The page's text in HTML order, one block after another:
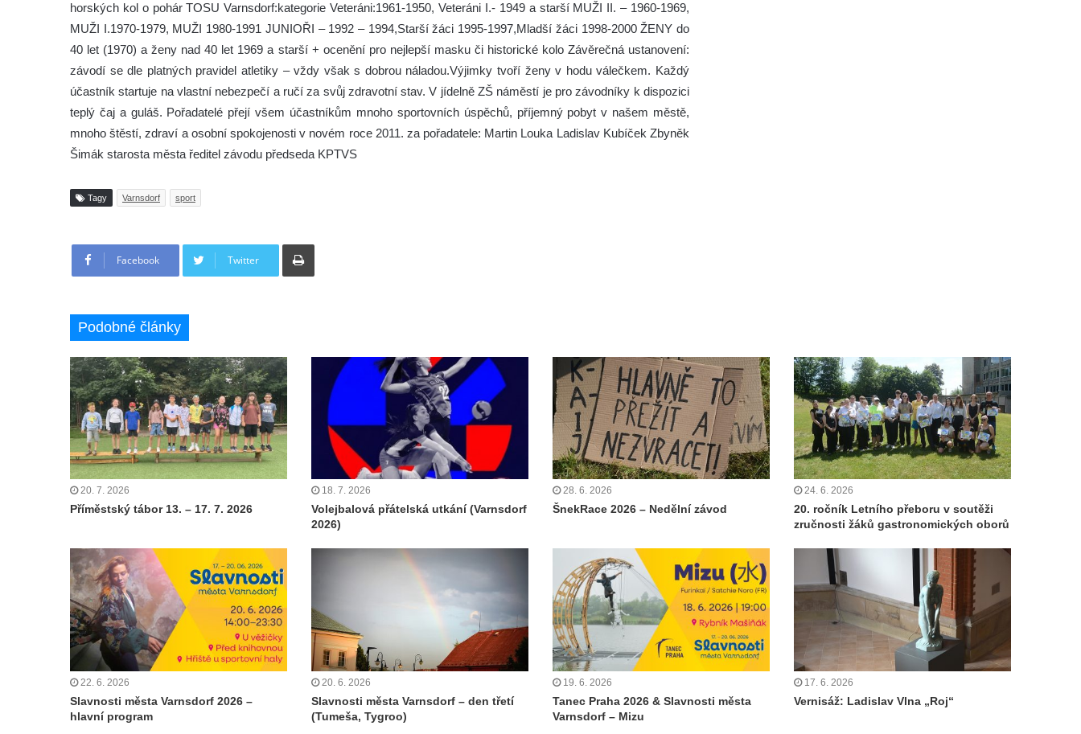
horských kol o pohár TOSU Varnsdorf:kategorie Veteráni:1961-1950, Veteráni I.- 1949 a starší MUŽI II. – 1960-1969,
MUŽI I.1970-1979, MUŽI 1980-1991 JUNIOŘI – 1992 – 1994,Starší žáci 1995-1997,Mladší žáci 1998-2000 ŽENY do
40 let (1970) a ženy nad 40 let 1969 a starší + ocenění pro nejlepší masku či historické kolo Závěrečná ustanovení:
závodí se dle platných pravidel atletiky – vždy však s dobrou náladou.Výjimky tvoří ženy v hodu válečkem. Každý
účastník startuje na vlastní nebezpečí a ručí za svůj zdravotní stav. V jídelně ZŠ náměstí je pro závodníky k dispozici
teplý čaj a guláš. Pořadatelé přejí všem účastníkům mnoho sportovních úspěchů, příjemný pobyt v našem městě,
mnoho štěstí, zdraví a osobní spokojenosti v novém roce 2011. za pořadatele: Martin Louka Ladislav Kubíček Zbyněk
Šimák starosta města ředitel závodu předseda KPTVS
Tagy Varnsdorf sport
Facebook Twitter
Tisknout
Podobné články
20. 7. 2026
Příměstský tábor 13. – 17. 7. 2026
18. 7. 2026
Volejbalová přátelská utkání (Varnsdorf
2026)
28. 6. 2026
ŠnekRace 2026 – Nedělní závod
24. 6. 2026
20. ročník Letního přeboru v soutěži
zručnosti žáků gastronomických oborů
22. 6. 2026
Slavnosti města Varnsdorf 2026 –
hlavní program
20. 6. 2026
Slavnosti města Varnsdorf – den třetí
(Tumeša, Tygroo)
19. 6. 2026
Tanec Praha 2026 & Slavnosti města
Varnsdorf – Mizu
17. 6. 2026
Vernisáž: Ladislav Vlna „Roj“